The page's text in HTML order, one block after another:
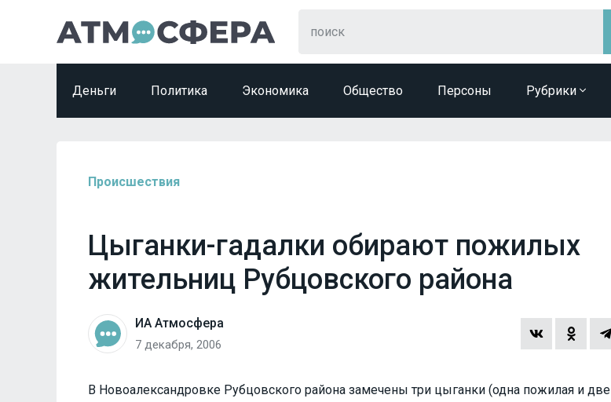
Деньги Политика Экономика Общество Персоны Рубрики
Происшествия
Цыганки-гадалки обирают пожилых
жительниц Рубцовского района
ИА Атмосфера
7 декабря, 2006
В Новоалександровке Рубцовского района замечены три цыганки (одна пожилая и две